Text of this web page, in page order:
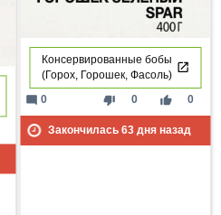
Консервированные бобы
(Горох, Горошек, Фасоль)
thumb_down 0 thumb_up 0
mode_comment 0
Закончилась 63дня назад